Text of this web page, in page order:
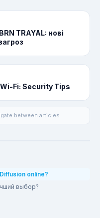
TRAYAL: нові
Fi: Security Tips
between articles
online?
выбор?